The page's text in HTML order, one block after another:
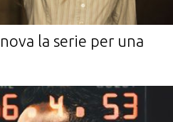
la serie per una